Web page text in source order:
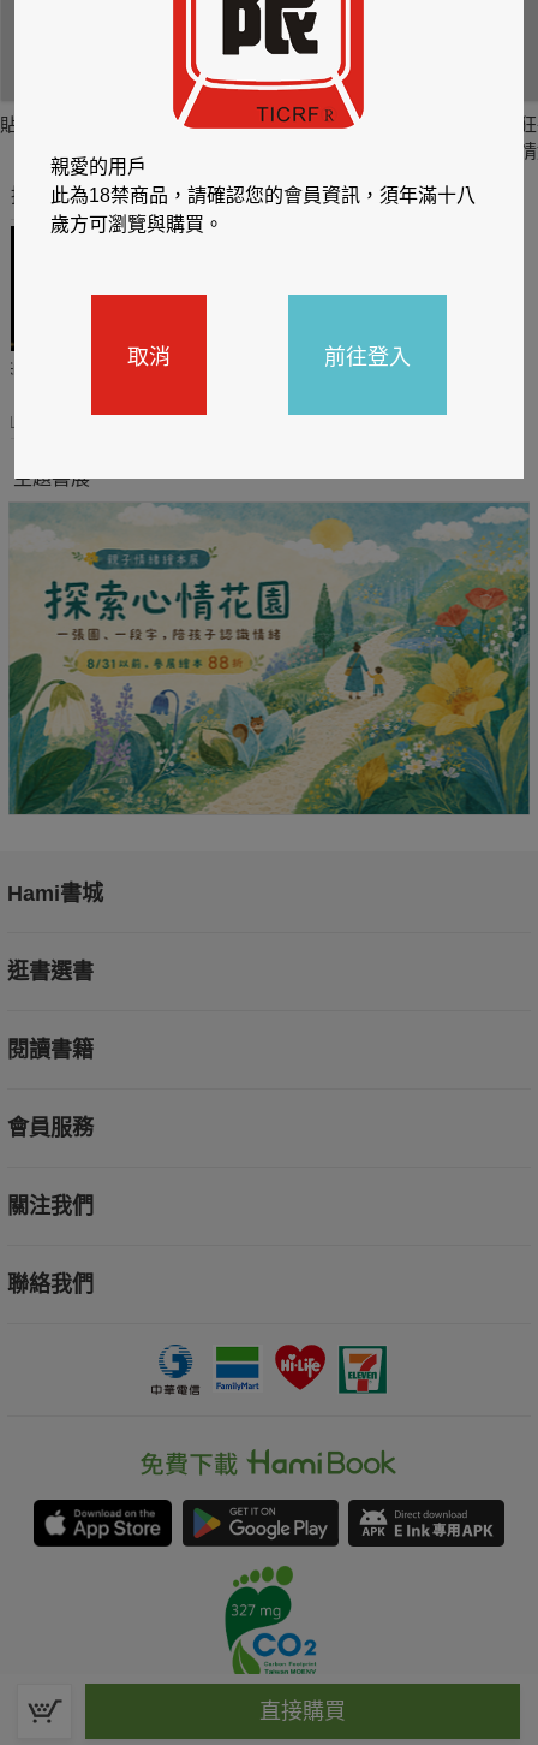
貼身剪裁II：如癮
貼心情婦～魅惑之
情竊竹心～魅惑之
推薦你買好東西
閱讀有禮，TCL平板送觸
TCL數位筆記本送月讀包1
直接購買
親愛的用戶
此為18禁商品，請確認您的會員資訊，須年滿十八
歲方可瀏覽與購買。
取消 前往登入
主題書展
Hami書城
逛書選書
閱讀書籍
會員服務
關注我們
聯絡我們